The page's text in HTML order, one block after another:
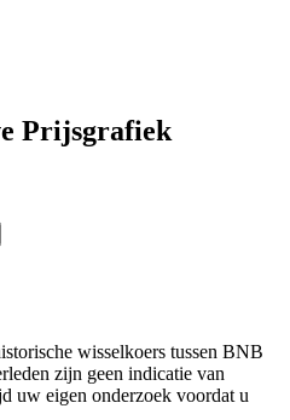
Prijsgrafiek
wisselkoers tussen BNB
zijn geen indicatie van
uw eigen onderzoek voordat u